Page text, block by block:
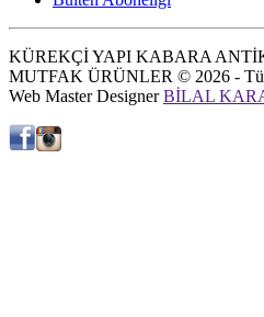
KÜREKÇİ YAPI KABARA
MUTFAK ÜRÜNLER © 2026 -
Web Master DesignerBİLAL